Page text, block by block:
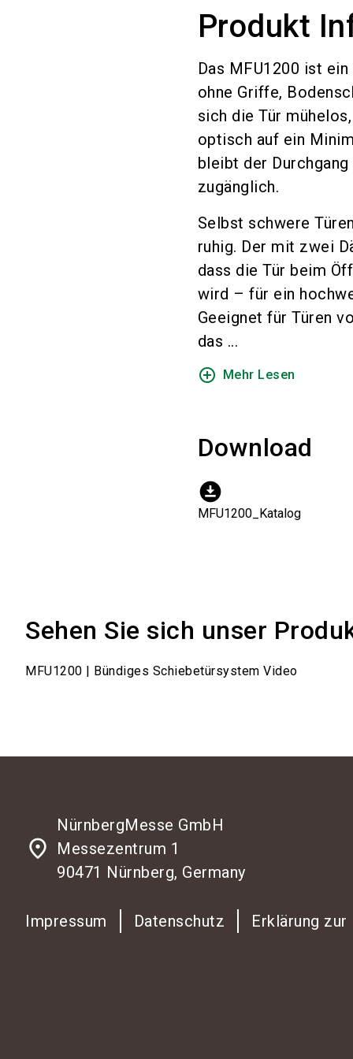
Produkt
Das MFU1200 ist
ohne Griffe,
sich die Tür
optisch auf ein
bleibt der
zugänglich.
Selbst schwere
ruhig. Der mit zwei
dass die Tür beim
wird – für ein
Geeignet für Türen
das ...
add_circle_outline Mehr Lesen
Download
download_for_offline
MFU1200_Katalog
Sehen Sie sich unser
MFU1200 | Bündiges Schiebetürsystem Video
place
NürnbergMesse GmbH
Messezentrum 1
90471 Nürnberg, Germany
Impressum Datenschutz Erklärung